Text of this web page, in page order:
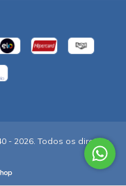
- 2026. Todos os direitos